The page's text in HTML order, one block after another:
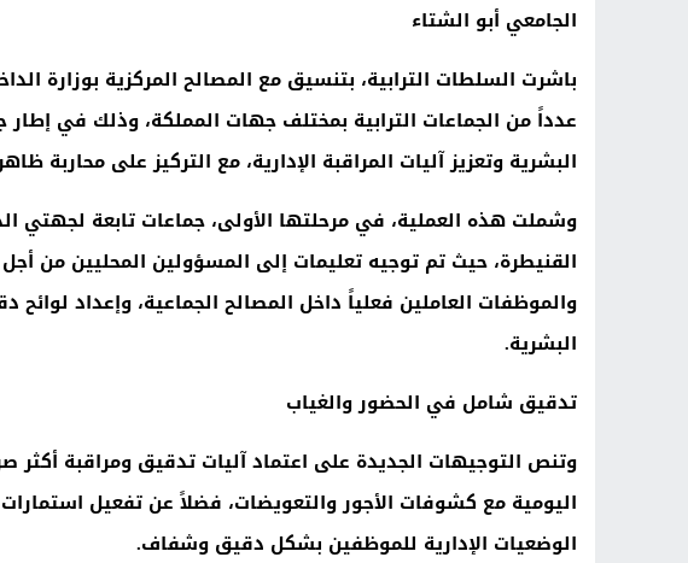
الجامعي أبو الشتاء
باشرت السلطات الترابية، بتنسيق مع المصالح المركزية بوزارة
عدداً من الجماعات الترابية بمختلف جهات المملكة، وذلك في
البشرية وتعزيز آليات المراقبة الإدارية، مع التركيز على محاربة
وشملت هذه العملية، في مرحلتها الأولى، جماعات تابعة لجهتي
القنيطرة، حيث تم توجيه تعليمات إلى المسؤولين المحليين من
والموظفات العاملين فعلياً داخل المصالح الجماعية، وإعداد
البشرية.
تدقيق شامل في الحضور والغياب
وتنص التوجيهات الجديدة على اعتماد آليات تدقيق ومراقبة
اليومية مع كشوفات الأجور والتعويضات، فضلاً عن تفعيل
الوضعيات الإدارية للموظفين بشكل دقيق وشفاف.